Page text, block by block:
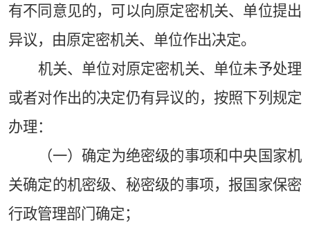
有不同意见的，可以向原定密机关、单位提出
异议，由原定密机关、单位作出决定。
机关、单位对原定密机关、单位未予处理
或者对作出的决定仍有异议的，按照下列规定
办理：
（一）确定为绝密级的事项和中央国家机
关确定的机密级、秘密级的事项，报国家保密
行政管理部门确定；